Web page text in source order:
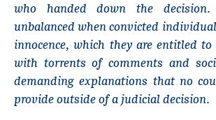
who handed down the decision.
unbalanced when convicted
innocence, which they are entitled
with torrents of comments and
demanding explanations that no
provide outside of a judicial decision.